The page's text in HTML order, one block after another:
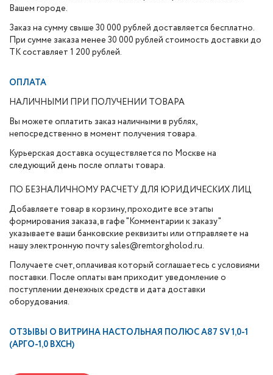
Вашем городе.
Заказ на сумму свыше 30 000 рублей доставляется бесплатно.
При сумме заказа менее 30 000 рублей стоимость доставки до
ТК составляет 1 200 рублей.
ОПЛАТА
НАЛИЧНЫМИ ПРИ ПОЛУЧЕНИИ ТОВАРА
Вы можете оплатить заказ наличными в рублях,
непосредственно в момент получения товара.
Курьерская доставка осуществляется по Москве на
следующий день после оплаты товара.
ПО БЕЗНАЛИЧНОМУ РАСЧЕТУ ДЛЯ ЮРИДИЧЕСКИХ ЛИЦ
Добавляете товар в корзину, проходите все этапы
формирования заказа, в гафе "Комментарии к заказу"
указываете ваши банковские реквизиты или отправляете на
нашу электронную почту sales@remtorgholod.ru.
Получаете счет, оплачивая который соглашаетесь с условиями
поставки. После оплаты вам приходит уведомление о
поступлении денежных средств и дата доставки
оборудования.
ОТЗЫВЫ О ВИТРИНА НАСТОЛЬНАЯ ПОЛЮС А87 SV 1,0-1
(АРГО-1,0 ВХСН)